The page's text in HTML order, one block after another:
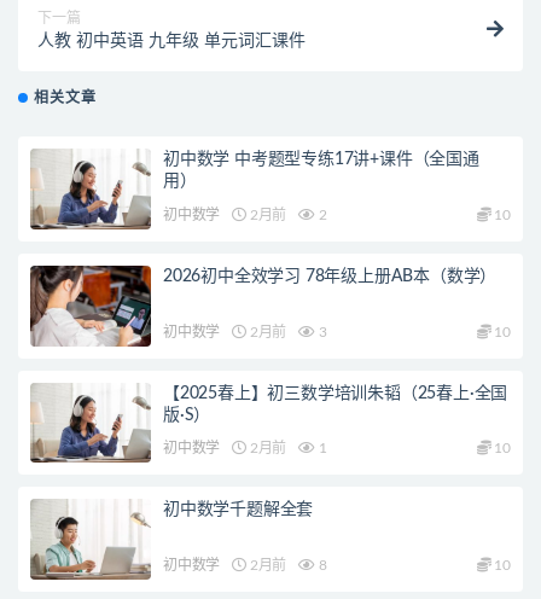
下一篇
人教 初中英语 九年级 单元词汇课件
相关文章
初中数学 中考题型专练17讲+课件（全国通
用）
初中数学 2月前 2 10
2026初中全效学习 78年级上册AB本（数学）
初中数学 2月前 3 10
【2025春上】初三数学培训朱韬（25春上·全国
版·S）
初中数学 2月前 1 10
初中数学千题解全套
初中数学 2月前 8 10